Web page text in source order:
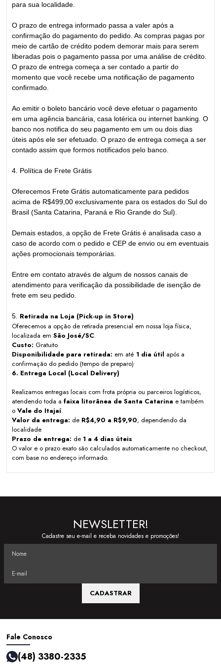
para sua localidade.
O prazo de entrega informado passa a valer após a
confirmação do pagamento do pedido. As compras pagas por
meio de cartão de crédito podem demorar mais para serem
liberadas pois o pagamento passa por uma análise de crédito.
O prazo de entrega começa a ser contado a partir do
momento que você recebe uma notificação de pagamento
confirmado.
Ao emitir o boleto bancário você deve efetuar o pagamento
em uma agência bancária, casa lotérica ou internet banking. O
banco nos notifica do seu pagamento em um ou dois dias
úteis após ele ser efetuado. O prazo de entrega começa a ser
contado assim que formos notificados pelo banco.
4. Política de Frete Grátis
Oferecemos Frete Grátis automaticamente para pedidos
acima de R$499,00 exclusivamente para os estados do Sul do
Brasil (Santa Catarina, Paraná e Rio Grande do Sul).
Demais estados, a opção de Frete Grátis é analisada caso a
caso de acordo com o pedido e CEP de envio ou em eventuais
ações promocionais temporárias.
Entre em contato através de algum de nossos canais de
atendimento para verificação da possibilidade de isenção de
frete em seu pedido.
5. Retirada na Loja (Pick-up in Store)
Oferecemos a opção de retirada presencial em nossa loja física,
localizada emSão José/SC.
Custo: Gratuito
Disponibilidade para retirada: em até 1 dia útil após a
confirmação do pedido (tempo de preparo)
6. Entrega Local (Local Delivery)
Realizamos entregas locais com frota própria ou parceiros logísticos,
atendendo toda afaixa litorânea de Santa Catarina e também
oVale do Itajaí.
Valor da entrega: de R$4,90 a R$9,90, dependendo da
localidade
Prazo de entrega: de 1 a 4 dias úteis
O valor e o prazo exato são calculados automaticamente no checkout,
com base no endereço informado.
NEWSLETTER!
Cadastre seu e-mail e receba novidades e promoções!
CADASTRAR
Fale Conosco
(48) 3380-2335